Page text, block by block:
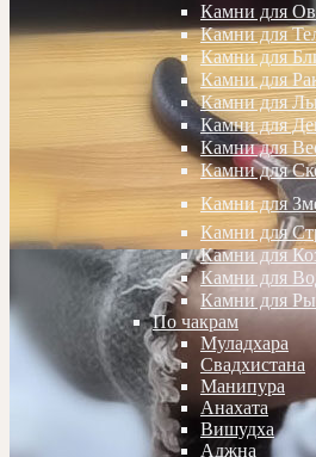
Камни для
Камни для
Камни для
Камни для
Камни для
Камни для
Камни для
Камни для
Камни для
Камни для
Камни для
Камни для
Камни для
По чакрам
Муладхара
Свадхистана
Манипура
Анахата
Вишудха
Аджна